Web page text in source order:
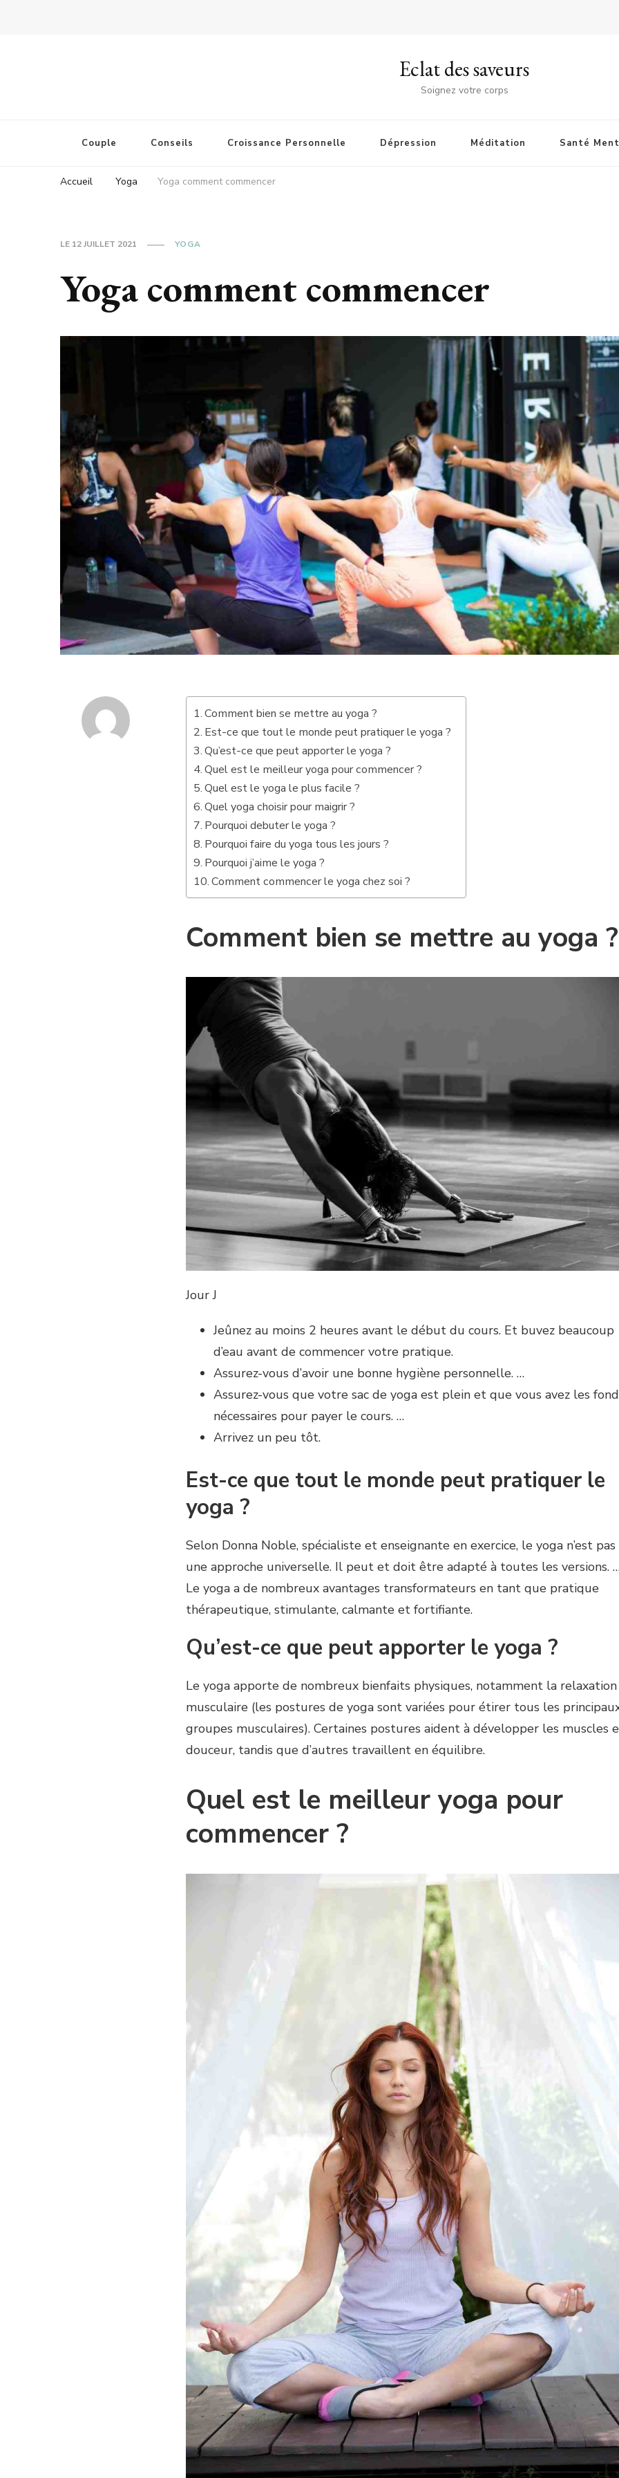
Eclat des saveurs
Soignez votre corps
Couple Conseils Croissance Personnelle Dépression Méditation Santé
Accueil Yoga Yoga comment commencer
LE 12 JUILLET 2021 YOGA
Yoga comment commencer
Comment bien se mettre au yoga ?
Est-ce que tout le monde peut pratiquer le yoga ?
Qu’est-ce que peut apporter le yoga ?
Quel est le meilleur yoga pour commencer ?
Quel est le yoga le plus facile ?
Quel yoga choisir pour maigrir ?
Pourquoi debuter le yoga ?
Pourquoi faire du yoga tous les jours ?
Pourquoi j’aime le yoga ?
Comment commencer le yoga chez soi ?
Comment bien se mettre au yoga ?
Jour J
Jeûnez au moins 2 heures avant le début du cours. Et buvez beaucoup
d’eau avant de commencer votre pratique.
Assurez-vous d’avoir une bonne hygiène personnelle. …
Assurez-vous que votre sac de yoga est plein et que vous avez les
nécessaires pour payer le cours. …
Arrivez un peu tôt.
Est-ce que tout le monde peut pratiquer le
yoga ?
Selon Donna Noble, spécialiste et enseignante en exercice, le yoga n’est pas
une approche universelle. Il peut et doit être adapté à toutes les versions.
Le yoga a de nombreux avantages transformateurs en tant que pratique
thérapeutique, stimulante, calmante et fortifiante.
Qu’est-ce que peut apporter le yoga ?
Le yoga apporte de nombreux bienfaits physiques, notamment la relaxation
musculaire (les postures de yoga sont variées pour étirer tous les
groupes musculaires). Certaines postures aident à développer les muscles
douceur, tandis que d’autres travaillent en équilibre.
Quel est le meilleur yoga pour
commencer ?